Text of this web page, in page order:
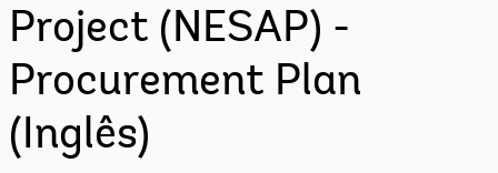
Project (NESAP) -
Procurement Plan
(Inglês)